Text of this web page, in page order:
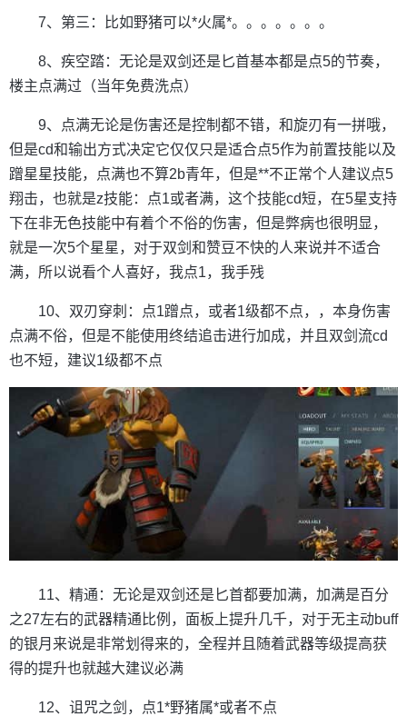
7、第三：比如野猪可以*火属*。。。。。。。
8、疾空踏：无论是双剑还是匕首基本都是点5的节奏，
楼主点满过（当年免费洗点）
9、点满无论是伤害还是控制都不错，和旋刃有一拼哦，
但是cd和输出方式决定它仅仅只是适合点5作为前置技能以及
蹭星星技能，点满也不算2b青年，但是**不正常个人建议点5
翔击，也就是z技能：点1或者满，这个技能cd短，在5星支持
下在非无色技能中有着个不俗的伤害，但是弊病也很明显，
就是一次5个星星，对于双剑和赞豆不快的人来说并不适合
满，所以说看个人喜好，我点1，我手残
10、双刃穿刺：点1蹭点，或者1级都不点，，本身伤害
点满不俗，但是不能使用终结追击进行加成，并且双剑流cd
也不短，建议1级都不点
11、精通：无论是双剑还是匕首都要加满，加满是百分
之27左右的武器精通比例，面板上提升几千，对于无主动buff
的银月来说是非常划得来的，全程并且随着武器等级提高获
得的提升也就越大建议必满
12、诅咒之剑，点1*野猪属*或者不点